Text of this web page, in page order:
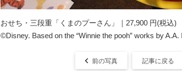
おせち・三段重「くまのプーさん」｜27,900 円(税込)
©Disney. Based on the “Winnie the pooh” works by
前の写真 記事に戻る